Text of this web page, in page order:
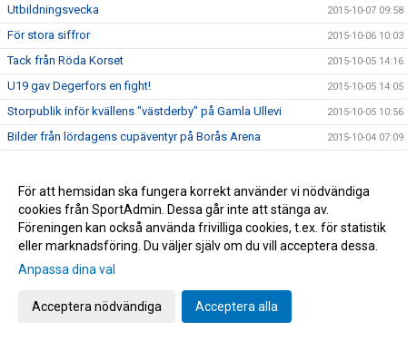
Utbildningsvecka 2015-10-07 09:58
För stora siffror 2015-10-06 10:03
Tack från Röda Korset 2015-10-05 14:16
U19 gav Degerfors en fight! 2015-10-05 14:05
Storpublik inför kvällens "västderby" på Gamla Ullevi 2015-10-05 10:56
Bilder från lördagens cupäventyr på Borås Arena 2015-10-04 07:09
Information inför Borås Arena Ungdomscup 2015-09-30 14:13
Spelschema till Borås Arena Cup 2015-09-30 13:03
Karta över Borås Arena inför cupen 2015-09-30 12:38
Bilder från Norrby - Eskilsminne
Yarsuvat var skillnaden
För att hemsidan ska fungera korrekt använder vi nödvändiga
cookies från SportAdmin. Dessa går inte att stänga av.
Föreningen kan också använda frivilliga cookies, t.ex. för statistik
eller marknadsföring. Du väljer själv om du vill acceptera dessa.
Anpassa dina val
Acceptera nödvändiga Acceptera alla